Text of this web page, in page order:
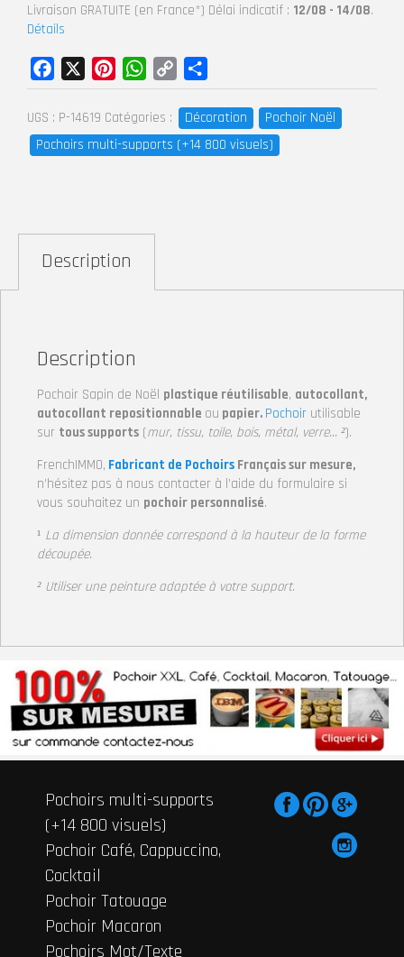
Livraison GRATUITE (en France*) Délai indicatif : 12/08 - 14/08.
Détails
UGS : P-14619 Catégories : Décoration
Pochoir Noël
Pochoirs multi-supports (+14 800 visuels)
Facebook PinterestWhatsApp
Copy
Link
Description
Description
Pochoir Sapin de Noël plastique réutilisable, autocollant,
autocollant repositionnable ou papier. Pochoir utilisable
sur tous supports (mur, tissu, toile, bois, métal, verre… ²).
FrenchIMMO, Fabricant de Pochoirs Français sur mesure,
n’hésitez pas à nous contacter à l’aide du formulaire si
vous souhaitez un pochoir personnalisé.
¹ La dimension donnée correspond à la hauteur de la forme
découpée.
² Utiliser une peinture adaptée à votre support.
Pochoirs multi-supports
(+14 800 visuels)
Pochoir Café, Cappuccino,
Cocktail
Pochoir Tatouage
Pochoir Macaron
Pochoirs Mot/Texte